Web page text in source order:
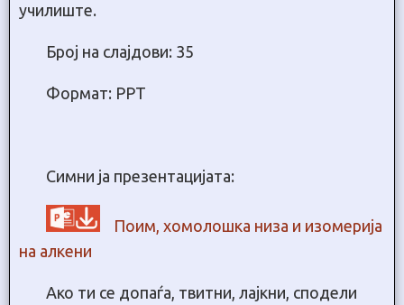
училиште.
Број на слајдови: 35
Формат: PPT
Симни ја презентацијата:
Поим, хомолошка низа и изомерија
на алкени
Ако ти се допаѓа, твитни, лајкни, сподели